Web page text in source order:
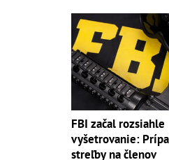
FBI začal rozsiahle
vyšetrovanie:
streľby na členov